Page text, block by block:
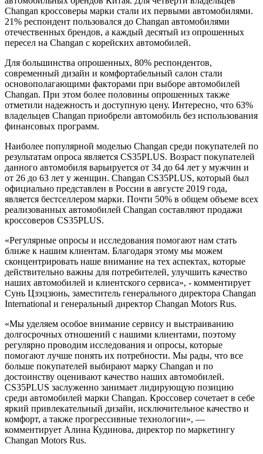
Changan кроссоверы марки стали их первыми автомобилями.
21% респондент пользовался до Changan автомобилями
отечественных брендов, а каждый десятый из опрошенных
пересел на Changan с корейских автомобилей.
Для большинства опрошенных, 80% респондентов,
современный дизайн и комфортабельный салон стали
основополагающими факторами при выборе автомобилей
Changan. При этом более половины опрошенных также
отметили надежность и доступную цену. Интересно, что 63%
владельцев Changan приобрели автомобиль без использования
финансовых программ.
Наиболее популярной моделью Changan среди покупателей по
результатам опроса является CS35PLUS. Возраст покупателей
данного автомобиля варьируется от 34 до 64 лет у мужчин и
от 26 до 63 лет у женщин. Changan CS35PLUS, который был
официально представлен в России в августе 2019 года,
является бестселлером марки. Почти 50% в общем объеме всех
реализованных автомобилей Changan составляют продажи
кроссоверов CS35PLUS.
«Регулярные опросы и исследования помогают нам стать
ближе к нашим клиентам. Благодаря этому мы можем
сконцентрировать наше внимание на тех аспектах, которые
действительно важны для потребителей, улучшить качество
наших автомобилей и клиентского сервиса», - комментирует
Сунь Цзэцзюнь, заместитель генерального директора Changan
International и генеральный директор Changan Motors Rus.
«Мы уделяем особое внимание сервису и выстраиванию
долгосрочных отношений с нашими клиентами, поэтому
регулярно проводим исследования и опросы, которые
помогают лучше понять их потребности. Мы рады, что все
больше покупателей выбирают марку Changan и по
достоинству оценивают качество наших автомобилей.
CS35PLUS заслуженно занимает лидирующую позицию
среди автомобилей марки Changan. Кроссовер сочетает в себе
яркий привлекательный дизайн, исключительное качество и
комфорт, а также прогрессивные технологии», —
комментирует Алина Кудинова, директор по маркетингу
Changan Motors Rus.